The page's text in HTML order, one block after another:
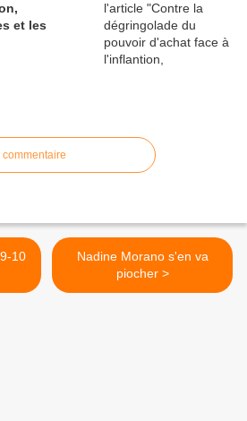
et les
Nadine Morano s'en va
piocher >